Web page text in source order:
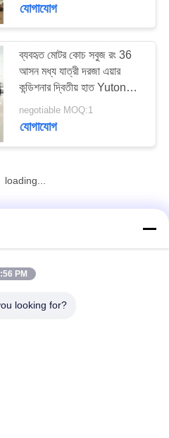
যোগাযোগ
ব্যবহৃত মোটর কোচ সবুজ রং 36
আসন মধ্য যাত্রী দরজা এয়ার
কন্ডিশনার দ্বিতীয় হাত Yutong
বাস ZK6906
negotiable MOQ:1
যোগাযোগ
loading...
PM
looking for?